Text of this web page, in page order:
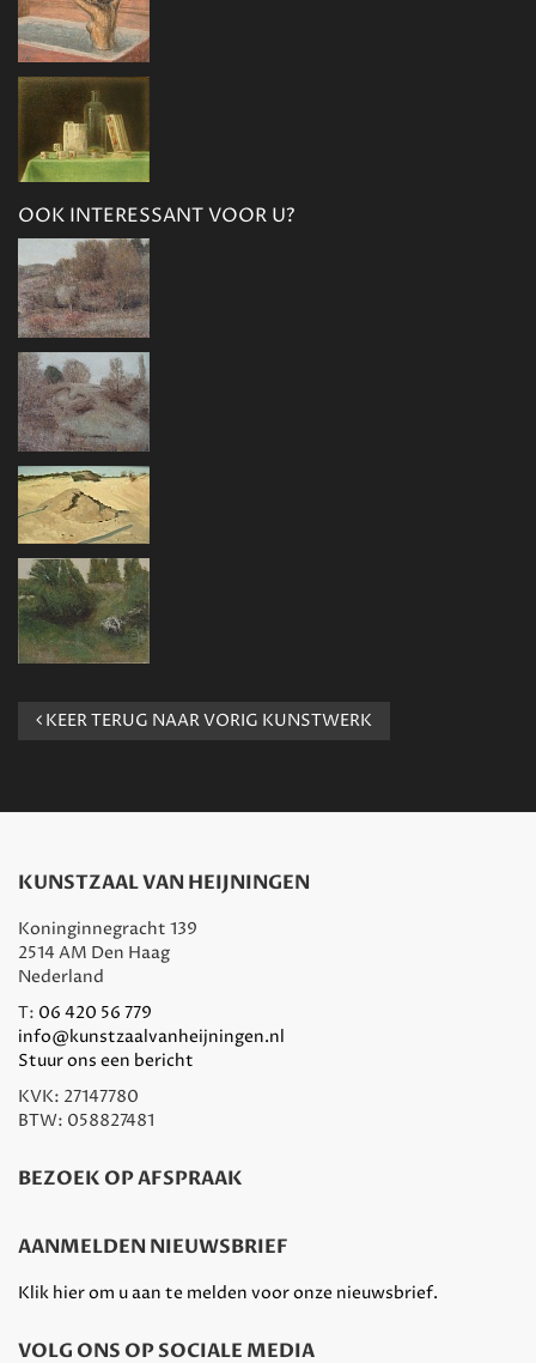
OOK INTERESSANT VOOR U?
KEER TERUG NAAR VORIG KUNSTWERK
KUNSTZAAL VAN HEIJNINGEN
Koninginnegracht 139
2514 AM Den Haag
Nederland
T: 06 420 56 779
info@kunstzaalvanheijningen.nl
Stuur ons een bericht
KVK: 27147780
BTW: 058827481
BEZOEK OP AFSPRAAK
AANMELDEN NIEUWSBRIEF
Klik hier om u aan te melden voor onze nieuwsbrief.
VOLG ONS OP SOCIALE MEDIA